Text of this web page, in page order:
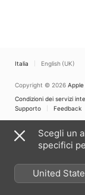
Italia English (UK)
Copyright © 2026 Apple
Condizioni dei servizi
Supporto
Feedback
Scegli un
specifici
United